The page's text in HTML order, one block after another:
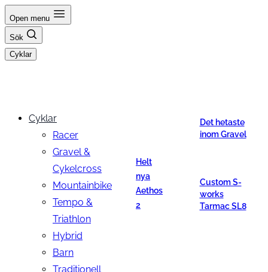
Hoppa
till
innehåll
Open menu
Sök
Cyklar
Cyklar
Racer
Gravel &
Cykelcross
Mountainbike
Tempo &
Triathlon
Hybrid
Barn
Traditionell
Helt
nya
Aethos
2
Det hetaste
inom Gravel
Custom S-
works
Tarmac SL8